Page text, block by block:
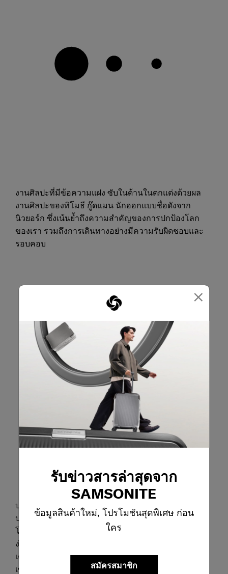
×
รับข่าวสารล่าสุดจาก
SAMSONITE
ข้อมูลสินค้าใหม่, โปรโมชันสุดพิเศษ ก่อน
ใคร
สมัครสมาชิก
งานศิลปะที่มีข้อความแฝง ซับในด้านในตกแต่งด้วยผล
งานศิลปะของทิโมธี กู๊ดแมน นักออกแบบชื่อดังจาก
นิวยอร์ก ซึ่งเน้นย้ำถึงความสำคัญของการปกป้องโลก
ของเรา รวมถึงการเดินทางอย่างมีความรับผิดชอบและ
รอบคอบ
ปรับแต่งกระเป๋าเดินทางของคุณ ชุดอุปกรณ์ตกแต่ง
ประกอบด้วยชิ้นส่วนที่สามารถเปลี่ยนได้ 3 ชุด สำหรับ
โลโก้ ที่จับด้านบน และฝาครอบล้อ การเปลี่ยนลุคทำได้
ง่ายและรวดเร็ว เพียงแค่ถอดชิ้นส่วนแต่ละชิ้นออกด้วย
เครื่องมือที่ให้มา จากนั้นก็ติดชิ้นส่วนใหม่ที่คุณต้องการ
เข้าไป บอกลาความเป็นตัวคุณขณะเดินทางได้เลย